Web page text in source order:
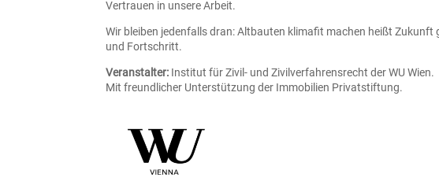
Vertrauen in unsere Arbeit.
Wir bleiben jedenfalls dran: Altbauten klimafit machen heißt Zukunft
und Fortschritt.
Veranstalter: Institut für Zivil- und Zivilverfahrensrecht der WU Wien.
Mit freundlicher Unterstützung der Immobilien Privatstiftung.